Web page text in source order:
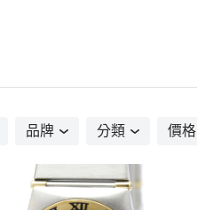
品牌 分類 價格